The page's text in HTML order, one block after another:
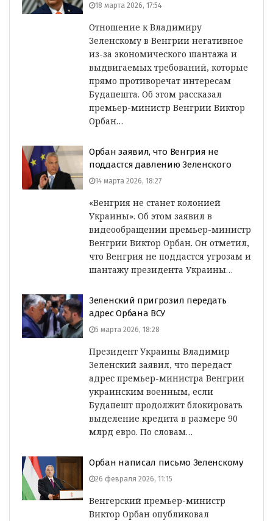
18 марта 2026, 17:54
Отношение к Владимиру
Зеленскому в Венгрии негативное
из-за экономического шантажа и
выдвигаемых требований, которые
прямо противоречат интересам
Будапешта. Об этом рассказал
премьер-министр Венгрии Виктор
Орбан…
Орбан заявил, что Венгрия не
поддастся давлению Зеленского
14 марта 2026, 18:27
«Венгрия не станет колонией
Украины». Об этом заявил в
видеообращении премьер-министр
Венгрии Виктор Орбан. Он отметил,
что Венгрия не поддастся угрозам и
шантажу президента Украины…
Зеленский пригрозил передать
адрес Орбана ВСУ
5 марта 2026, 18:28
Президент Украины Владимир
Зеленский заявил, что передаст
адрес премьер-министра Венгрии
украинским военным, если
Будапешт продолжит блокировать
выделение кредита в размере 90
млрд евро. По словам…
Орбан написал письмо Зеленскому
26 февраля 2026, 11:15
Венгерский премьер-министр
Виктор Орбан опубликовал